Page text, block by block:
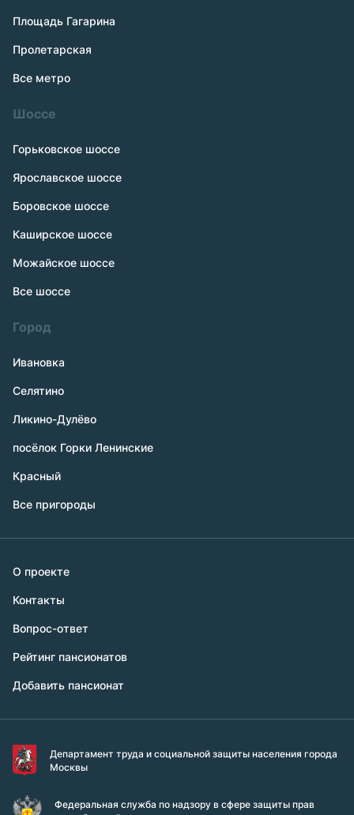
Площадь Гагарина
Пролетарская
Все метро
Шоссе
Горьковское шоссе
Ярославское шоссе
Боровское шоссе
Каширское шоссе
Можайское шоссе
Все шоссе
Город
Ивановка
Селятино
Ликино-Дулёво
посёлок Горки Ленинские
Красный
Все пригороды
О проекте
Контакты
Вопрос-ответ
Рейтинг пансионатов
Добавить пансионат
Департамент труда и социальной защиты населения города
Москвы
Федеральная служба по надзору в сфере защиты прав